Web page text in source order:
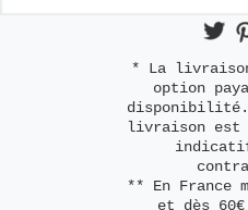
* La
option
livraison est
** En France
et dès